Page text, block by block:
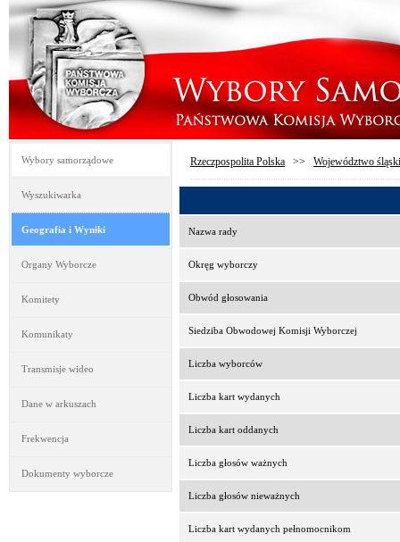
Wybory samorządowe
Wyszukiwarka
Geografia i Wyniki
Organy Wyborcze
Komitety
Komunikaty
Transmisje wideo
Dane w arkuszach
Frekwencja
Dokumenty wyborcze
Rzeczpospolita Polska >> Województwo
Nazwa rady
Okręg wyborczy
Obwód głosowania
Siedziba Obwodowej Komisji Wyborczej
Liczba wyborców
Liczba kart wydanych
Liczba kart oddanych
Liczba głosów ważnych
Liczba głosów nieważnych
Liczba kart wydanych pełnomocnikom